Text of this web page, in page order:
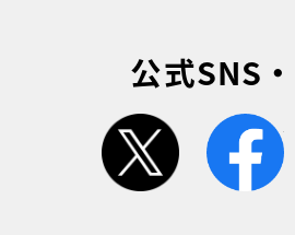
公式SNS
twitter